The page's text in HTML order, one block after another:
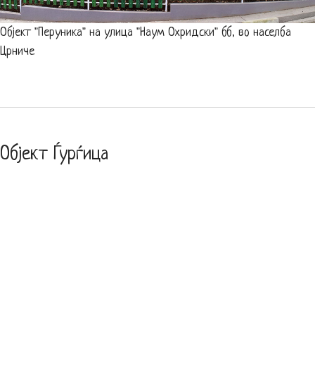
Објект "Перуника" на улица "Наум Охридски" бб, во населба
Црниче
Објект Ѓурѓица